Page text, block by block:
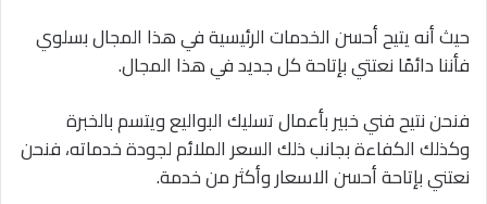
حيث أنه يتيح أحسن الخدمات الرئيسية في هذا المجال بسلوي
فأننا دائمًا نعتتي بإتاحة كل جديد في هذا المجال.
فنحن نتيح فني خبير بأعمال تسليك البواليع ويتسم بالخبرة
وكذلك الكفاءة بجانب ذلك السعر الملائم لجودة خدماته، فنحن
نعتني بإتاحة أحسن الاسعار وأكثر من خدمة.